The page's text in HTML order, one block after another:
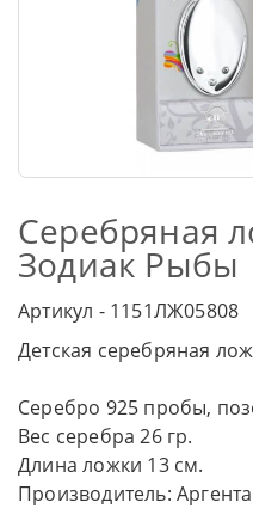
Серебряная
Зодиак Рыбы
Артикул - 1151ЛЖ05808
Детская серебряная
Серебро 925 пробы,
Вес серебра 26 гр.
Длина ложки 13 см.
Производитель: